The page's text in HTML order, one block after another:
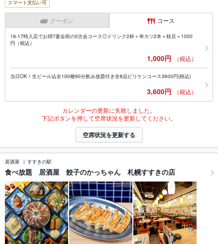
スマート支払い可
クーポン コース
16-17時入店でお得!!宴会前の0次会コース◎ドリンク2杯＋串カツ2本＋枝豆＝1000
円（税込）
1,000円 （税込）
当日OK！生ビール込全100種90分飲み放題付き全8品ビリケンコース3600円(税込)
3,600円 （税込）
カレンダーの更新に失敗しました。
下記ボタンを押して空席状況を更新してください。
空席状況を更新する
居酒屋 すすきの駅
食べ放題 居酒屋 餃子のかっちゃん 札幌すすきの店